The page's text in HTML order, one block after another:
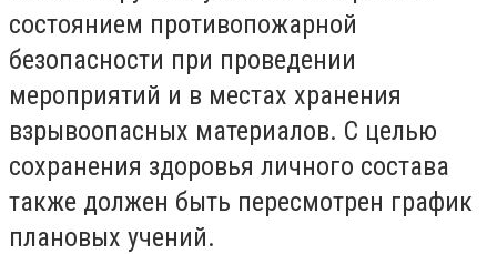
состоянием противопожарной
безопасности при проведении
мероприятий и в местах хранения
взрывоопасных материалов. С целью
сохранения здоровья личного состава
также должен быть пересмотрен график
плановых учений.